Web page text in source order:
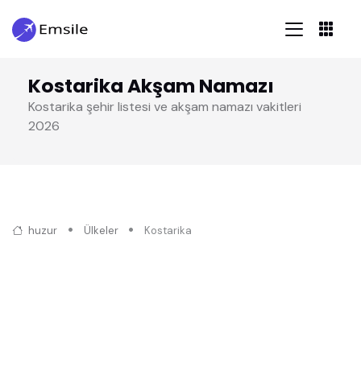
Kostarika Akşam Namazı
Kostarika şehir listesi ve akşam namazı vakitleri
2026
huzur Ülkeler Kostarika